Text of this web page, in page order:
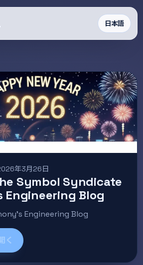
日本語
年3月26日
Symbol Syndicate
Engineering Blog
Engineering Blog
く